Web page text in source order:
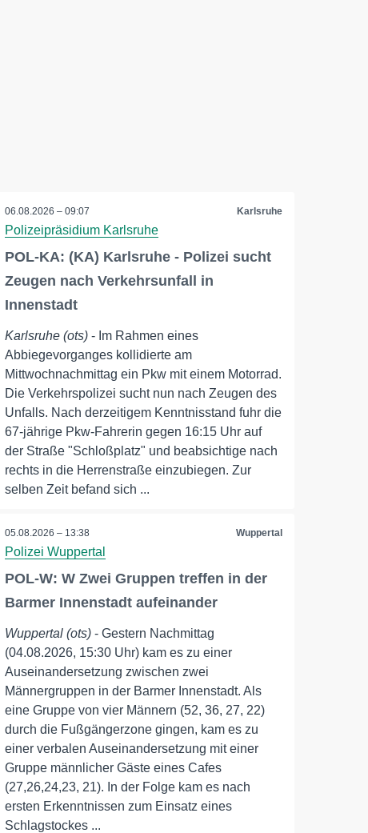
06.08.2026 – 09:07 Karlsruhe
Polizeipräsidium Karlsruhe
POL-KA: (KA) Karlsruhe - Polizei sucht
Zeugen nach Verkehrsunfall in
Innenstadt
Karlsruhe (ots) - Im Rahmen eines
Abbiegevorganges kollidierte am
Mittwochnachmittag ein Pkw mit einem Motorrad.
Die Verkehrspolizei sucht nun nach Zeugen des
Unfalls. Nach derzeitigem Kenntnisstand fuhr die
67-jährige Pkw-Fahrerin gegen 16:15 Uhr auf
der Straße "Schloßplatz" und beabsichtige nach
rechts in die Herrenstraße einzubiegen. Zur
selben Zeit befand sich ...
05.08.2026 – 13:38 Wuppertal
Polizei Wuppertal
POL-W: W Zwei Gruppen treffen in der
Barmer Innenstadt aufeinander
Wuppertal (ots) - Gestern Nachmittag
(04.08.2026, 15:30 Uhr) kam es zu einer
Auseinandersetzung zwischen zwei
Männergruppen in der Barmer Innenstadt. Als
eine Gruppe von vier Männern (52, 36, 27, 22)
durch die Fußgängerzone gingen, kam es zu
einer verbalen Auseinandersetzung mit einer
Gruppe männlicher Gäste eines Cafes
(27,26,24,23, 21). In der Folge kam es nach
ersten Erkenntnissen zum Einsatz eines
Schlagstockes ...